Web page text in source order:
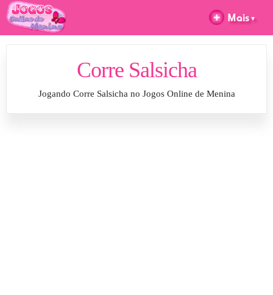
Corre Salsicha
Jogando Corre Salsicha no Jogos Online de Menina